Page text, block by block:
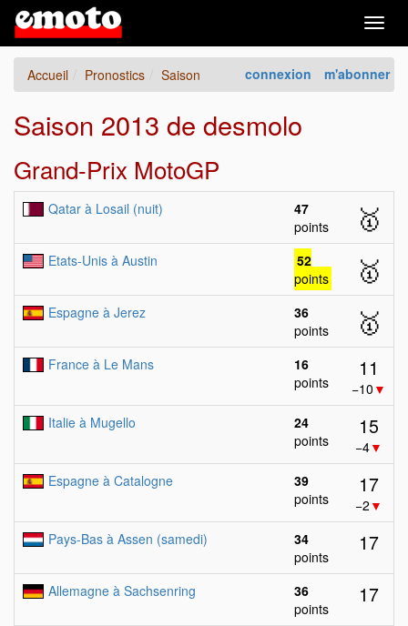
connexion m'abonner
Accueil Pronostics Saison
Saison 2013 de desmolo
Grand-Prix MotoGP
Qatar à Losail (nuit)
47
points
🥇
Etats-Unis à Austin
52
points
🥇
Espagne à Jerez
36
points
🥇
France à Le Mans
16
points
11
−10 ▼
Italie à Mugello
24
points
15
−4▼
Espagne à Catalogne
39
points
17
−2 ▼
Pays-Bas à Assen (samedi)
34
points
17
Allemagne à Sachsenring
36
points
17